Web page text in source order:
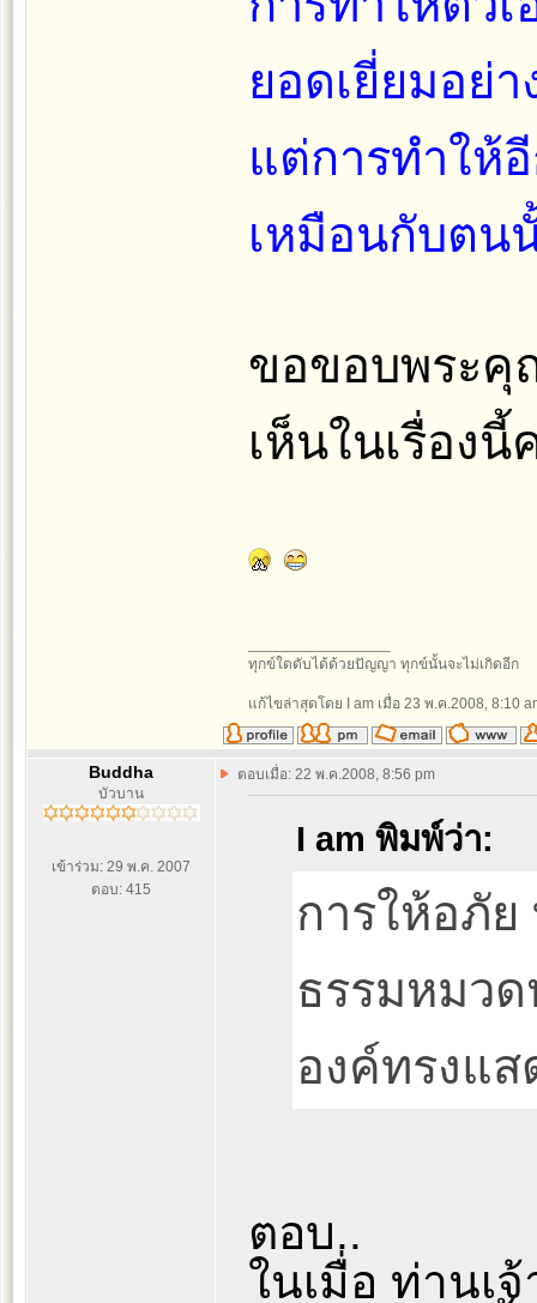
ยอดเยี่ยมอย่า
แต่การทำให้
เหมือนกับตน
ขอขอบพระคุ
เห็นในเรื่องนี้
ทุกข์ใดดับได้ด้วยปัญญา ทุกข์นั้นจะไม่เกิดอีก
แก้ไขล่าสุดโดย I am เมื่อ 23 พ.ค.2008, 8:10
Buddha
บัวบาน
เข้าร่วม: 29 พ.ค. 2007
ตอบ: 415
ตอบเมื่อ: 22 พ.ค.2008, 8:56 pm
I am พิมพ์ว่า:
การให้อภั
ธรรมหมว
องค์ทรงแ
ตอบ..
ในเมื่อ ท่านเ